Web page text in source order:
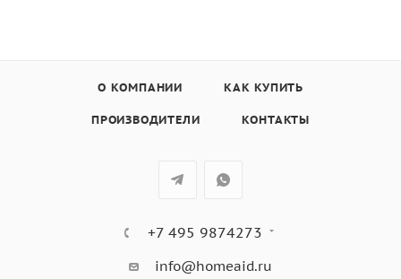
О КОМПАНИИ КАК КУПИТЬ
ПРОИЗВОДИТЕЛИ КОНТАКТЫ
+7 495 9874273
info@homeaid.ru